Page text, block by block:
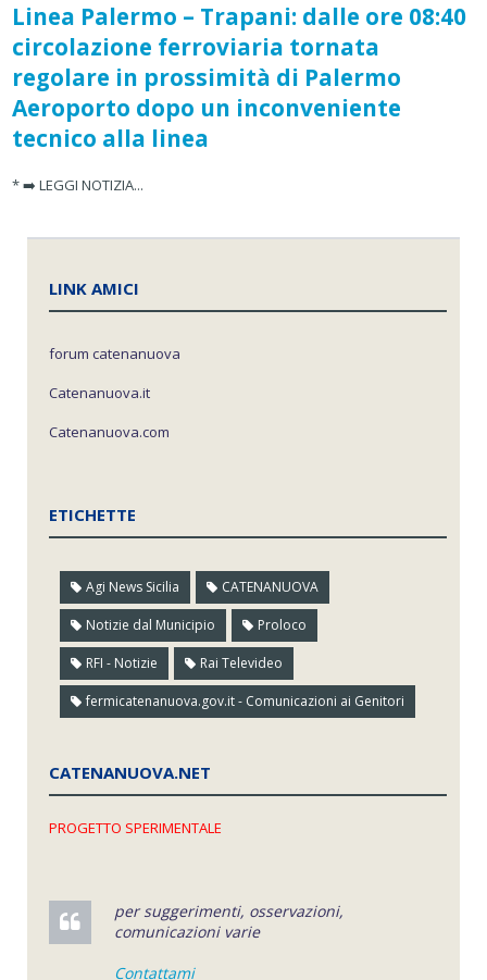
Linea Palermo – Trapani: dalle ore 08:40
circolazione ferroviaria tornata
regolare in prossimità di Palermo
Aeroporto dopo un inconveniente
tecnico alla linea
* ➡️ LEGGI NOTIZIA...
LINK AMICI
forum catenanuova
Catenanuova.it
Catenanuova.com
ETICHETTE
Agi News Sicilia CATENANUOVA
Notizie dal Municipio Proloco
RFI - Notizie Rai Televideo
fermicatenanuova.gov.it - Comunicazioni ai Genitori
CATENANUOVA.NET
PROGETTO SPERIMENTALE
per suggerimenti, osservazioni,
comunicazioni varie
Contattami